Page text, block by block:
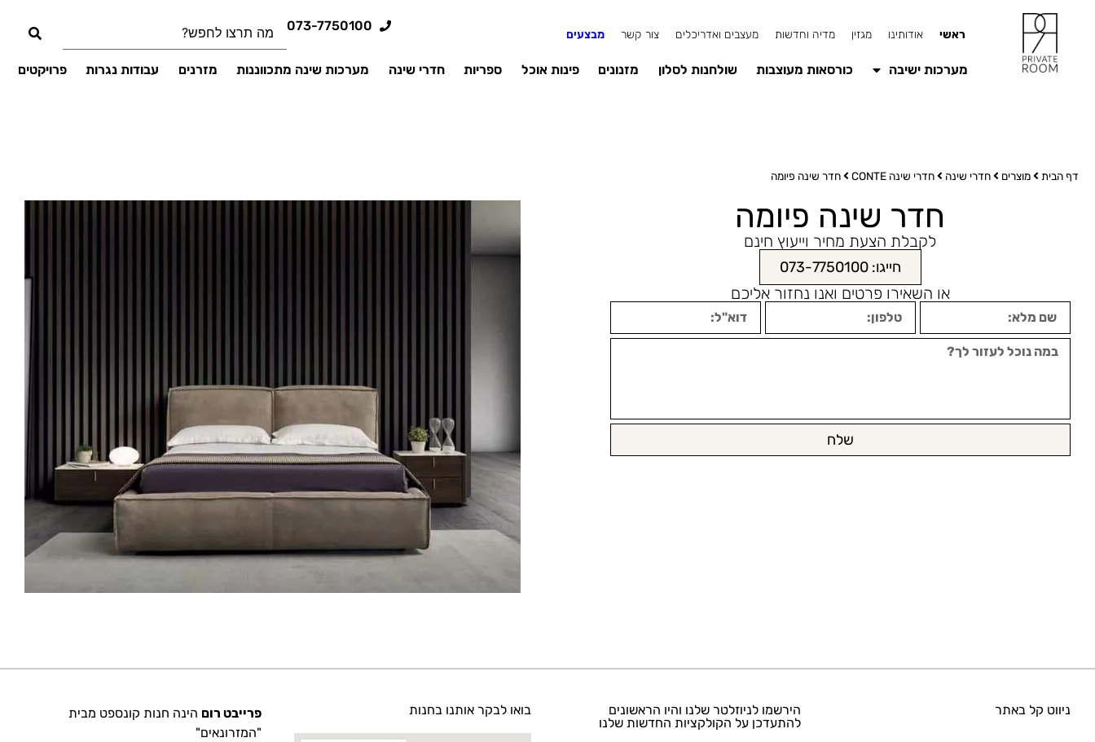
ראשי אודותינו מגזין מדיה וחדשות מעצבים ואדריכלים צור קשר מבצעים
073-7750100
מערכות ישיבה כורסאות מעוצבות שולחנות לסלון מזנונים פינות אוכל ספריות חדרי שינה מערכות שינה מתכווננות מזרנים עבודות נגרות פרויקטים
דף הבית מוצרים חדרי שינה חדרי שינה CONTE חדר שינה פיומה​
חדר שינה פיומה​
לקבלת הצעת מחיר וייעוץ חינם
חייגו: 073-7750100
או השאירו פרטים ואנו נחזור אליכם
שלח
ניווט קל באתר
הירשמו לניוזלטר שלנו והיו הראשונים
להתעדכן על הקולקציות החדשות שלנו
בואו לבקר אותנו בחנות פרייבט רום הינה חנות קונספט מבית
"המזרונאים"